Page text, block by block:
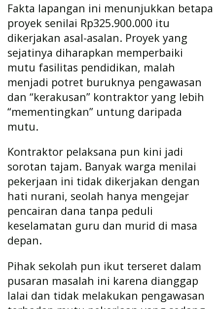
Fakta lapangan ini menunjukkan betapa
proyek senilai Rp325.900.000 itu
dikerjakan asal-asalan. Proyek yang
sejatinya diharapkan memperbaiki
mutu fasilitas pendidikan, malah
menjadi potret buruknya pengawasan
dan “kerakusan” kontraktor yang lebih
“mementingkan” untung daripada
mutu.
Kontraktor pelaksana pun kini jadi
sorotan tajam. Banyak warga menilai
pekerjaan ini tidak dikerjakan dengan
hati nurani, seolah hanya mengejar
pencairan dana tanpa peduli
keselamatan guru dan murid di masa
depan.
Pihak sekolah pun ikut terseret dalam
pusaran masalah ini karena dianggap
lalai dan tidak melakukan pengawasan